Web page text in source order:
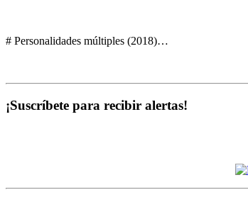
# Personalidades múltiples (2018)…
¡Suscríbete para recibir alertas!